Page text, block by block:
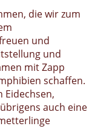
die wir zum
und
und
mit Zapp
schaffen.
Eidechsen,
auch eine